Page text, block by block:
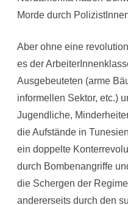
Morde durch
Aber ohne eine
es der
Ausgebeuteten (arme
informellen Sektor, etc.)
Jugendliche,
die Aufstände in
ein doppelte
durch Bombenangriffe
die Schergen der
andererseits durch den